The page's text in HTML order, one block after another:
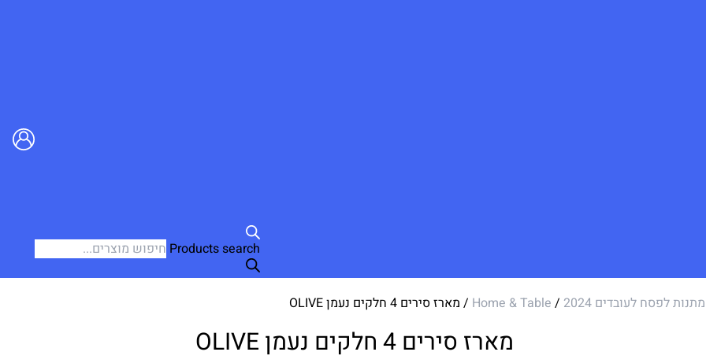
Products search
מתנות לפסח לעובדים 2024 /
Home & Table / מארז סירים 4 חלקים נעמן OLIVE
מארז סירים 4 חלקים נעמן OLIVE